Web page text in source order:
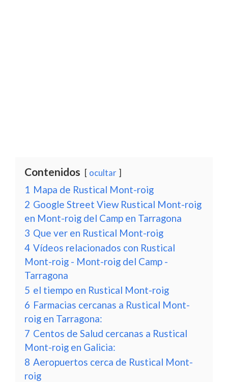
Contenidos ocultar
1 Mapa de Rustical Mont-roig
2 Google Street View Rustical Mont-roig
en Mont-roig del Camp en Tarragona
3 Que ver en Rustical Mont-roig
4 Vídeos relacionados con Rustical
Mont-roig - Mont-roig del Camp -
Tarragona
5 el tiempo en Rustical Mont-roig
6 Farmacias cercanas a Rustical Mont-
roig en Tarragona:
7 Centos de Salud cercanas a Rustical
Mont-roig en Galicia:
8 Aeropuertos cerca de Rustical Mont-
roig